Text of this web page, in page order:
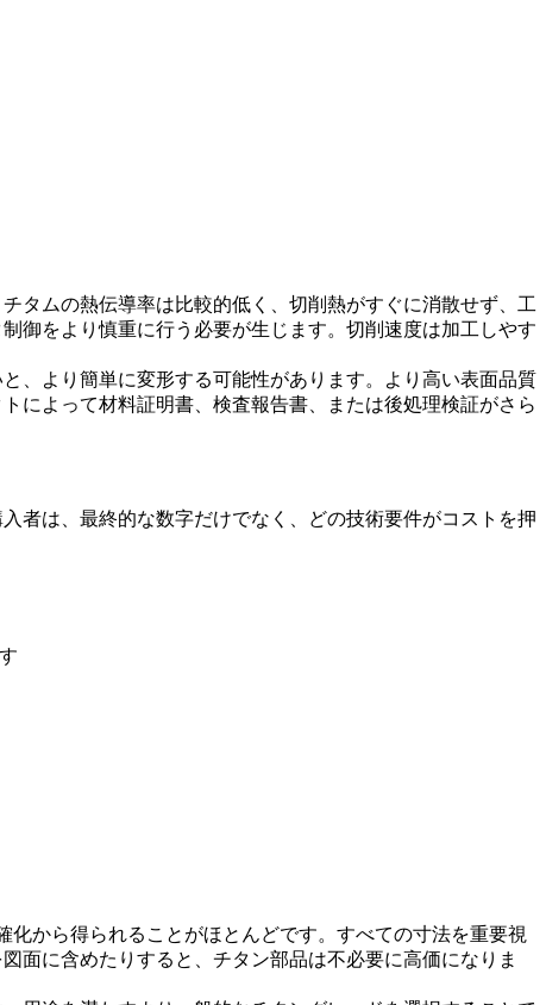
タムの熱伝導率は比較的低く、切削熱がすぐに消散せず、工
御をより慎重に行う必要が生じます。切削速度は加工しやす
、より簡単に変形する可能性があります。より高い表面品質
によって材料証明書、検査報告書、または後処理検証がさら
者は、最終的な数字だけでなく、どの技術要件がコストを押
から得られることがほとんどです。すべての寸法を重要視
面に含めたりすると、チタン部品は不必要に高価になりま